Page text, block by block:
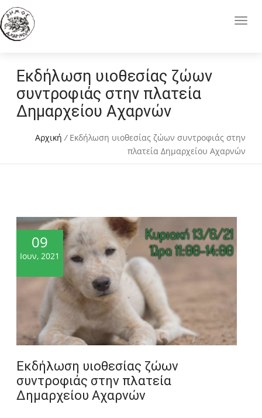
Εκδήλωση υιοθεσίας ζώων
συντροφιάς στην πλατεία
Δημαρχείου Αχαρνών
Αρχική / Εκδήλωση υιοθεσίας ζώων συντροφιάς στην
πλατεία Δημαρχείου Αχαρνών
09
Ιουν, 2021
Εκδήλωση υιοθεσίας ζώων
συντροφιάς στην πλατεία
Δημαρχείου Αχαρνών